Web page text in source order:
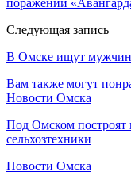
Следующая запись
В Омске ищут
Вам также могут
Новости Омска
Под Омском построят
сельхозтехники
Новости Омска